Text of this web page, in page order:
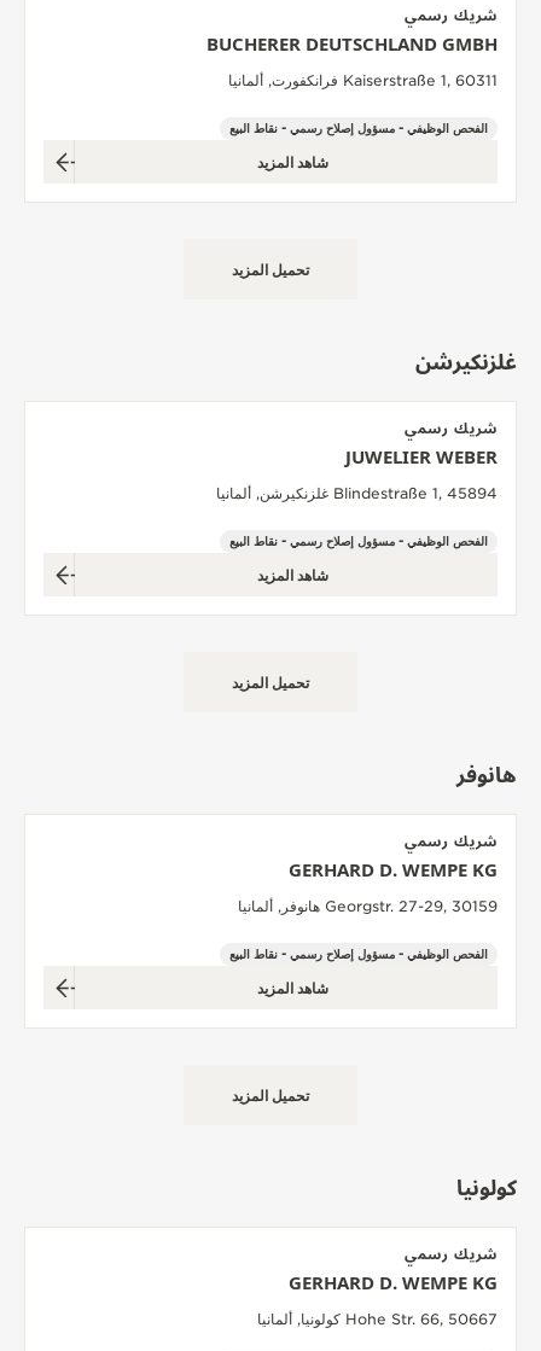
شريك رسمي
BUCHERER DEUTSCHLAND GMBH
Kaiserstraße 1, 60311 فرانكفورت, ألمانيا
الفحص الوظيفي - مسؤول إصلاح رسمي - نقاط البيع
شاهد المزيد
تحميل المزيد
غلزنكيرشن
شريك رسمي
JUWELIER WEBER
Blindestraße 1, 45894 غلزنكيرشن, ألمانيا
الفحص الوظيفي - مسؤول إصلاح رسمي - نقاط البيع
شاهد المزيد
تحميل المزيد
هانوفر
شريك رسمي
GERHARD D. WEMPE KG
Georgstr. 27-29, 30159 هانوفر, ألمانيا
الفحص الوظيفي - مسؤول إصلاح رسمي - نقاط البيع
شاهد المزيد
تحميل المزيد
كولونيا
شريك رسمي
GERHARD D. WEMPE KG
Hohe Str. 66, 50667 كولونيا, ألمانيا